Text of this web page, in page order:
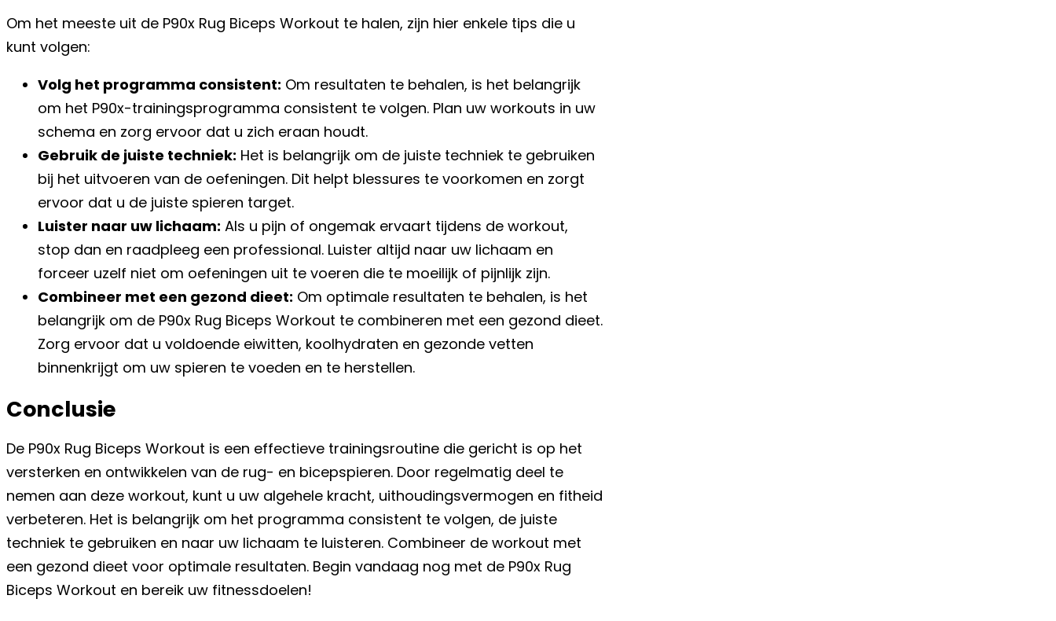
Om het meeste uit de P90x Rug Biceps Workout te halen, zijn hier enkele tips die u
kunt volgen:
Volg het programma consistent: Om resultaten te behalen, is het belangrijk
om het P90x-trainingsprogramma consistent te volgen. Plan uw workouts in uw
schema en zorg ervoor dat u zich eraan houdt.
Gebruik de juiste techniek: Het is belangrijk om de juiste techniek te gebruiken
bij het uitvoeren van de oefeningen. Dit helpt blessures te voorkomen en zorgt
ervoor dat u de juiste spieren target.
Luister naar uw lichaam: Als u pijn of ongemak ervaart tijdens de workout,
stop dan en raadpleeg een professional. Luister altijd naar uw lichaam en
forceer uzelf niet om oefeningen uit te voeren die te moeilijk of pijnlijk zijn.
Combineer met een gezond dieet: Om optimale resultaten te behalen, is het
belangrijk om de P90x Rug Biceps Workout te combineren met een gezond dieet.
Zorg ervoor dat u voldoende eiwitten, koolhydraten en gezonde vetten
binnenkrijgt om uw spieren te voeden en te herstellen.
Conclusie
De P90x Rug Biceps Workout is een effectieve trainingsroutine die gericht is op het
versterken en ontwikkelen van de rug- en bicepspieren. Door regelmatig deel te
nemen aan deze workout, kunt u uw algehele kracht, uithoudingsvermogen en fitheid
verbeteren. Het is belangrijk om het programma consistent te volgen, de juiste
techniek te gebruiken en naar uw lichaam te luisteren. Combineer de workout met
een gezond dieet voor optimale resultaten. Begin vandaag nog met de P90x Rug
Biceps Workout en bereik uw fitnessdoelen!